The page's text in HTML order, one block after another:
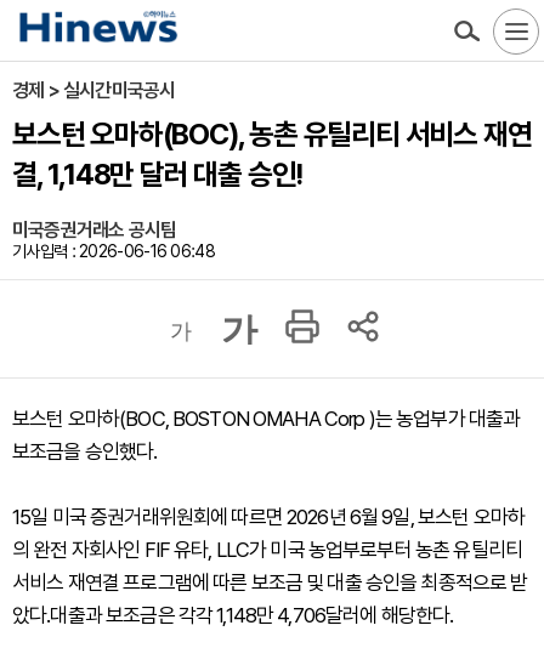
경제 > 실시간미국공시
보스턴 오마하(BOC), 농촌 유틸리티 서비스 재연
결, 1,148만 달러 대출 승인!
미국증권거래소 공시팀
기사입력 : 2026-06-16 06:48
가 가
보스턴 오마하(BOC, BOSTON OMAHA Corp )는 농업부가 대출과
보조금을 승인했다.
15일 미국 증권거래위원회에 따르면 2026년 6월 9일, 보스턴 오마하
의 완전 자회사인 FIF 유타, LLC가 미국 농업부로부터 농촌 유틸리티
서비스 재연결 프로그램에 따른 보조금 및 대출 승인을 최종적으로 받
았다.대출과 보조금은 각각 1,148만 4,706달러에 해당한다.